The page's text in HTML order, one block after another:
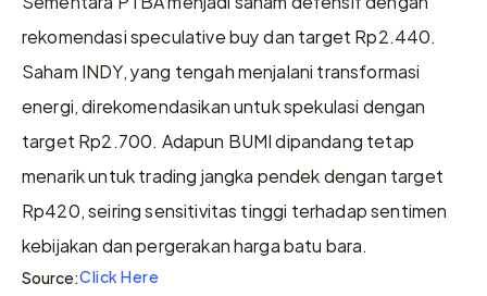
rekomendasi speculative buy dan target Rp2.440.
Saham INDY, yang tengah menjalani transformasi
energi, direkomendasikan untuk spekulasi dengan
target Rp2.700. Adapun BUMI dipandang tetap
menarik untuk trading jangka pendek dengan target
Rp420, seiring sensitivitas tinggi terhadap sentimen
kebijakan dan pergerakan harga batu bara.
Source:Click Here